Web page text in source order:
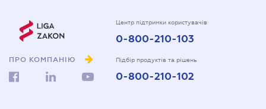
ПРО КОМПАНІЮ
Центр підтримки користувачів
0-800-210-103
Підбір продуктів та рішень
0-800-210-102